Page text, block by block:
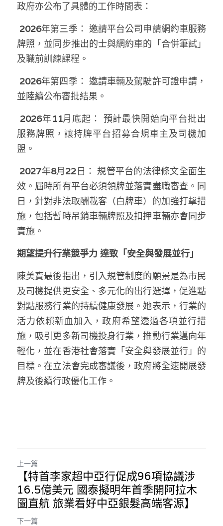
政府亦公布了具體的工作時間表：
2026年第三季： 邀請平台公司申請網約車服務
牌照，並同步推出的士與網約車的「合併筆試」
及職前訓練課程。
2026年第四季： 邀請車輛及駕駛許可證申請，
並陸續公布審批結果。
2026年11月底起： 預計最快開始向平台批出
服務牌照，讓持牌平台招募合規車主及司機加
盟。
2027年8月 22日： 規管平台的法律條文全面生
效。屆時所有平台必須領牌並落實盡職審查。同
日，針對非法取酬載客（白牌車）的加強打擊措
施，包括暫時吊銷車輛牌照及扣押車輛亦會同步
實施。
期望提升行業競爭力 達致「安全與發展並行」
陳美寶最後指出，引入規管制度的願景是為市民
及司機提供更安全、多元化的出行選擇，促進點
對點服務行業的持續健康發展。她表示，行業的
活力依賴新血加入，政府希望透過各項並行措
施，吸引更多新司機投身行業，推動行業邁向年
輕化，並在香港社會落實「安全與發展並行」的
目標。在立法會完成審議後，政府將全速開展發
牌及後續行政優化工作。
上一篇
【特首李家超中亞行促成96項協議涉
16.5億美元 國泰擬明年首季開阿拉木
圖直航 旅業看好中亞銀髮高端客源】
下一篇